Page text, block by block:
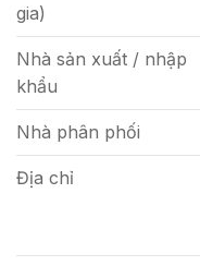
gia)
Nhà sản xuất / nhập
khẩu
Nhà phân phối
Địa chỉ